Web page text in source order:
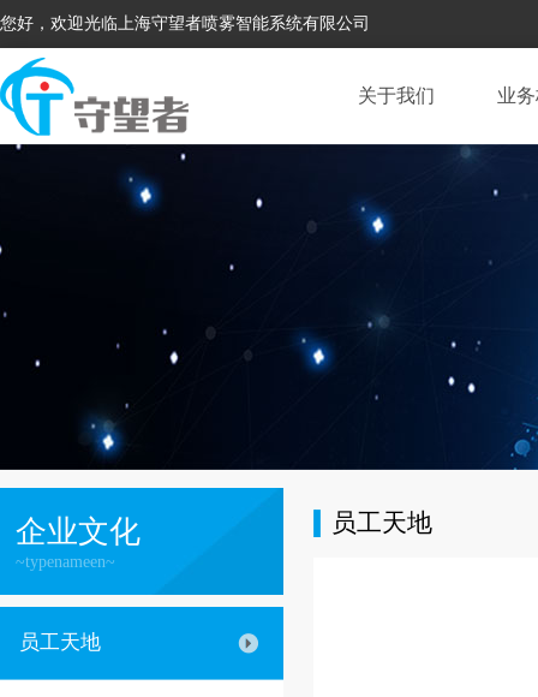
您好，欢迎光临上海守望者喷雾智能系统有限公司
关于我们 业
企业文化
~typenameen~
员工天地
员工天地